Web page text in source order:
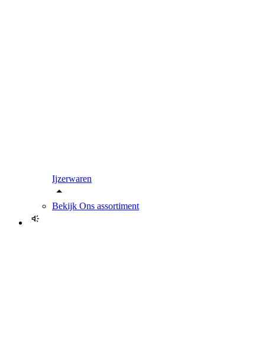
Ijzerwaren
Bekijk Ons assortiment